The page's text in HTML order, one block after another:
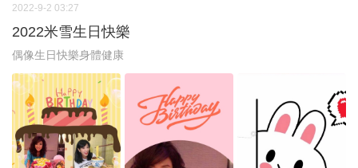
2022-9-2 03:27
2022米雪生日快樂
偶像生日快樂身體健康